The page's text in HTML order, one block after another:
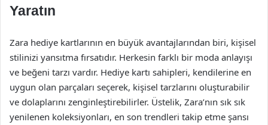
Yaratın
Zara hediye kartlarının en büyük avantajlarından biri, kişisel
stilinizi yansıtma fırsatıdır. Herkesin farklı bir moda anlayışı
ve beğeni tarzı vardır. Hediye kartı sahipleri, kendilerine en
uygun olan parçaları seçerek, kişisel tarzlarını oluşturabilir
ve dolaplarını zenginleştirebilirler. Üstelik, Zara’nın sık sık
yenilenen koleksiyonları, en son trendleri takip etme şansı